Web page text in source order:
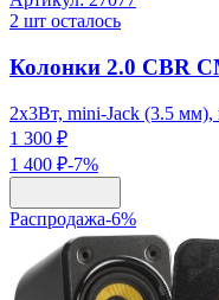
2 шт осталось
Колонки 2.0 CBR
2x3Вт, mini-Jack (3.5 мм),
1 300 ₽
1 400 ₽-7%
Распродажа-6%